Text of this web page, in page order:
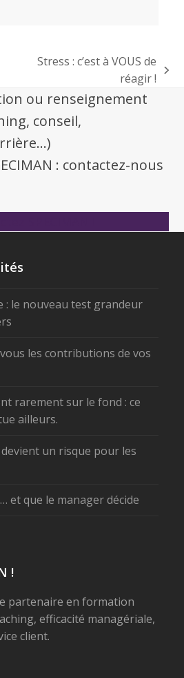
Stress : c’est à VOUS de
réagir !
ou renseignement
conseil,
: contactez-nous
: le nouveau test grandeur
les contributions de vos
rarement sur le fond : ce
ailleurs.
un risque pour les
et que le manager décide
!
partenaire en formation
efficacité managériale,
client.